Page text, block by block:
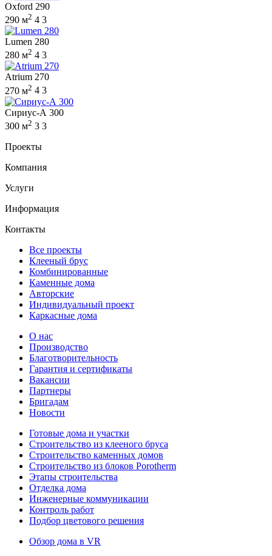
Oxford 290
290 м2 4 3
Lumen 280
280 м2 4 3
Atrium 270
270 м2 4 3
Сириус-А 300
300 м2 3 3
Проекты
Компания
Услуги
Информация
Контакты
Все проекты
Клееный брус
Комбинированные
Каменные дома
Авторские
Индивидуальный проект
Каркасные дома
О нас
Производство
Благотворительность
Гарантия и сертификаты
Вакансии
Партнеры
Бригадам
Новости
Готовые дома и участки
Строительство из клееного бруса
Строительство каменных домов
Строительство из блоков Porotherm
Этапы строительства
Отделка дома
Инженерные коммуникации
Контроль работ
Подбор цветового решения
Обзор дома в VR